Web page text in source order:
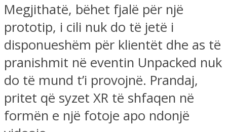
Megjithatë, bëhet fjalë për një
prototip, i cili nuk do të jetë i
disponueshëm për klientët dhe as të
pranishmit në eventin Unpacked nuk
do të mund t’i provojnë. Prandaj,
pritet që syzet XR të shfaqen në
formën e një fotoje apo ndonjë